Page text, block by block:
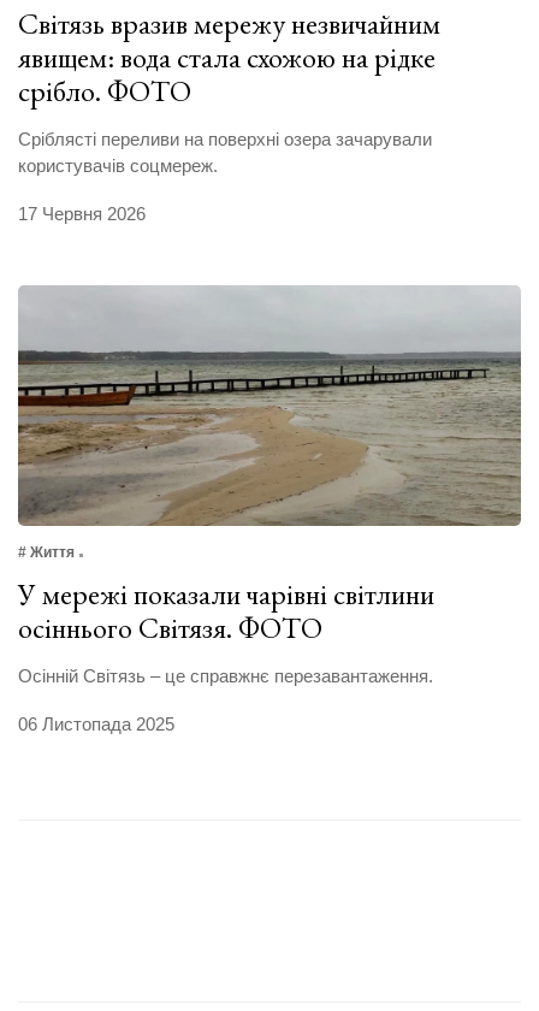
Світязь вразив мережу незвичайним
явищем: вода стала схожою на рідке
срібло. ФОТО
Сріблясті переливи на поверхні озера зачарували
користувачів соцмереж.
17 Червня 2026
# Життя
У мережі показали чарівні світлини
осіннього Світязя. ФОТО
Осінній Світязь – це справжнє перезавантаження.
06 Листопада 2025